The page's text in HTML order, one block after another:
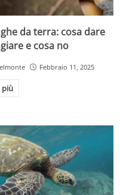
da terra: cosa dare
e cosa no
Febbraio 11, 2025
più